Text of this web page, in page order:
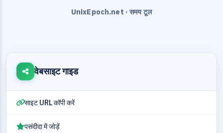
UnixEpoch.net · समय टूल
वेबसाइट गाइड
साइट URL कॉपी करें
पसंदीदा में जोड़ें